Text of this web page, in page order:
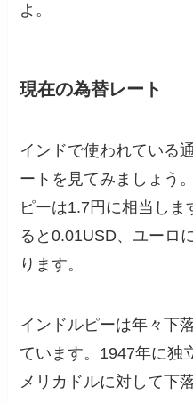
よ。
現在の為替レート
インドで使われている
ートを見てみましょう
ピーは1.7円に相当し
ると0.01USD、ユーロ
ります。
インドルピーは年々下
ています。1947年に独
メリカドルに対して下